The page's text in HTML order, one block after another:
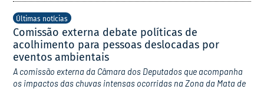
Últimas notícias
Comissão externa debate políticas de
acolhimento para pessoas deslocadas por
eventos ambientais
A comissão externa da Câmara dos Deputados que acompanha
os impactos das chuvas intensas ocorridas na Zona da Mata de